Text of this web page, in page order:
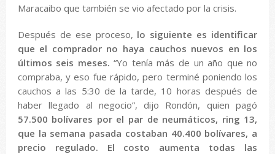
Maracaibo que también se vio afectado por la crisis.
Después de ese proceso, lo siguiente es identificar
que el comprador no haya cauchos nuevos en los
últimos seis meses. “Yo tenía más de un año que no
compraba, y eso fue rápido, pero terminé poniendo los
cauchos a las 5:30 de la tarde, 10 horas después de
haber llegado al negocio”, dijo Rondón, quien pagó
57.500 bolívares por el par de neumáticos, ring 13,
que la semana pasada costaban 40.400 bolívares, a
precio regulado. El costo aumenta todas las